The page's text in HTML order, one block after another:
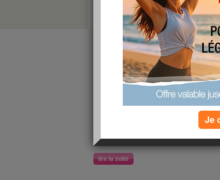
Pour moi c'est trop compliqué d'enregistrer
faire sur l'ordi pas assez tranquille, les
motiver,et certains sont impossibles car trop
billets!!! qqs trucs mais pas assez de
souffrir j'ai repris trop de
lire la suite
impossible de me
Pas le moral, je n'y arrive plus. Impossible de
lire la suite
Je